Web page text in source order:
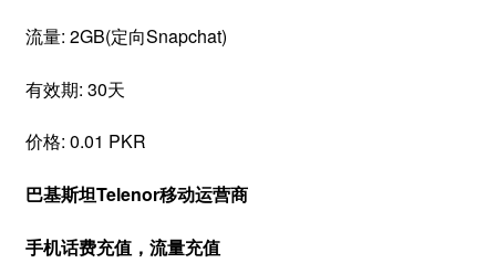
流量: 2GB(定向Snapchat)
有效期: 30天
价格: 0.01 PKR
巴基斯坦Telenor移动运营商
手机话费充值，流量充值